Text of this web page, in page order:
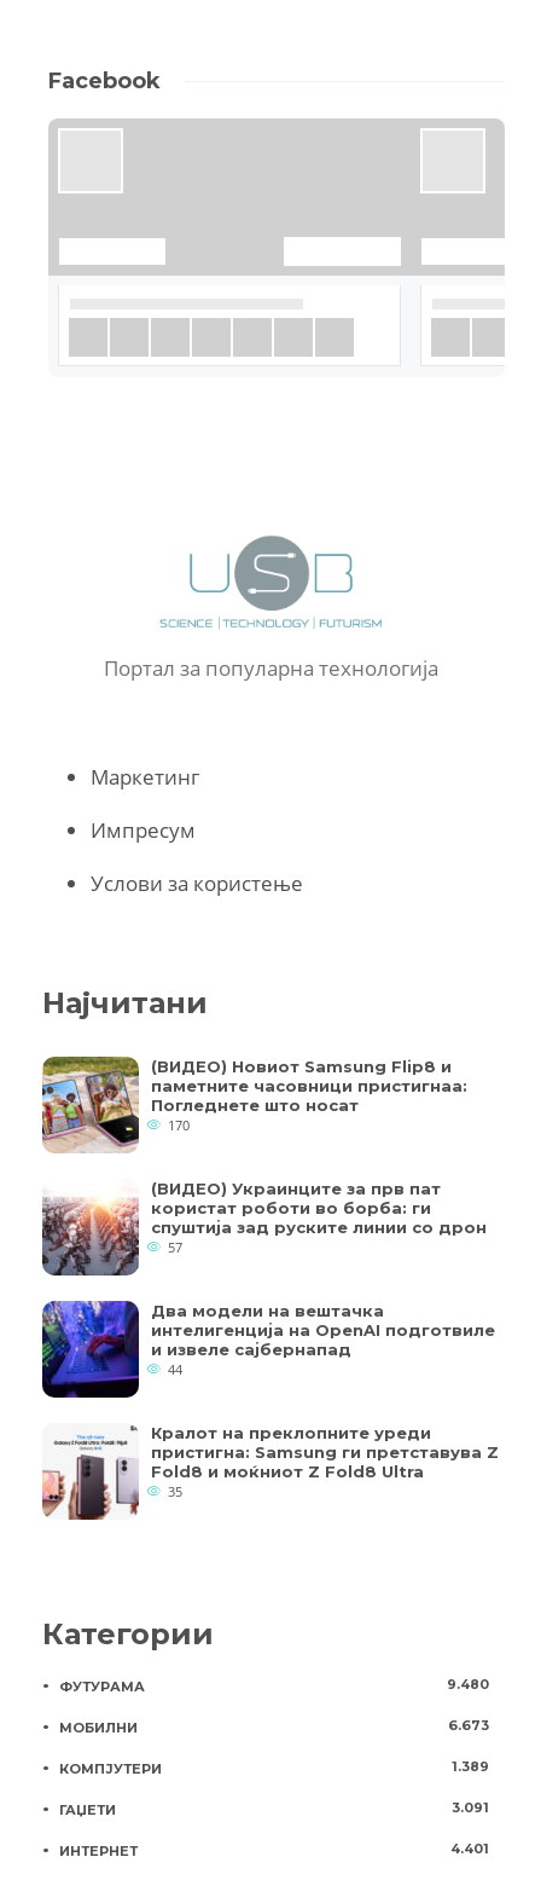
Facebook
Портал за популарна технологија
Маркетинг
Импресум
Услови за користење
Најчитани
(ВИДЕО) Новиот Samsung Flip8 и
паметните часовници пристигнаа:
Погледнете што носат
170
(ВИДЕО) Украинците за прв пат
користат роботи во борба: ги
спуштија зад руските линии со дрон
57
Два модели на вештачка
интелигенција на OpenAI подготвиле
и извеле сајбернапад
44
Кралот на преклопните уреди
пристигна: Samsung ги претставува Z
Fold8 и моќниот Z Fold8 Ultra
35
Категории
ФУТУРАМА 9.480
МОБИЛНИ 6.673
КОМПЈУТЕРИ 1.389
ГАЏЕТИ 3.091
ИНТЕРНЕТ 4.401